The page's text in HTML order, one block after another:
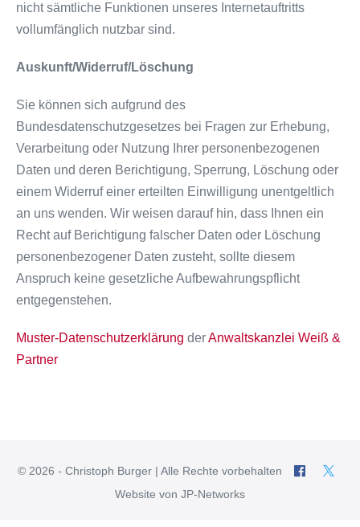
nicht sämtliche Funktionen unseres Internetauftritts
vollumfänglich nutzbar sind.
Auskunft/Widerruf/Löschung
Sie können sich aufgrund des
Bundesdatenschutzgesetzes bei Fragen zur Erhebung,
Verarbeitung oder Nutzung Ihrer personenbezogenen
Daten und deren Berichtigung, Sperrung, Löschung oder
einem Widerruf einer erteilten Einwilligung unentgeltlich
an uns wenden. Wir weisen darauf hin, dass Ihnen ein
Recht auf Berichtigung falscher Daten oder Löschung
personenbezogener Daten zusteht, sollte diesem
Anspruch keine gesetzliche Aufbewahrungspflicht
entgegenstehen.
Muster-Datenschutzerklärung derAnwaltskanzlei Weiß &
Partner
© 2026 - Christoph Burger | Alle Rechte vorbehalten
Website von JP-Networks